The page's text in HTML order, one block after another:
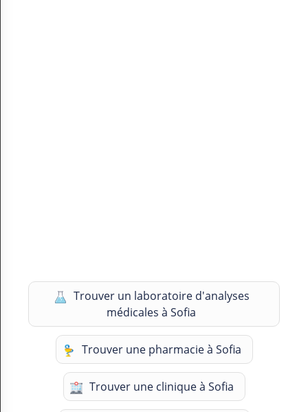
Trouver un laboratoire d'analyses
médicales à Sofia
Trouver une pharmacie à Sofia
Trouver une clinique à Sofia